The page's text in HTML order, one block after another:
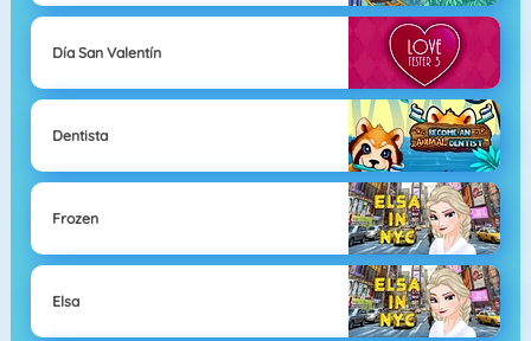
Día San Valentín
Dentista
Frozen
Elsa